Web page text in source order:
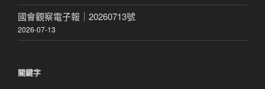
國會觀察電子報｜20260713號
2026-07-13
關鍵字